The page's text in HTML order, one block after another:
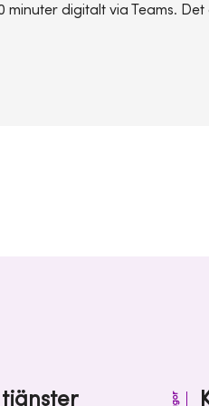
minuter digitalt via Teams.